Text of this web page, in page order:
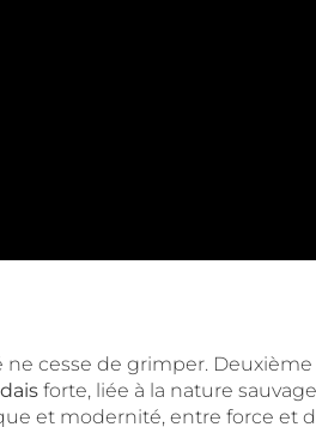
cesse de grimper.
forte, liée à la nature
et modernité, entre force et